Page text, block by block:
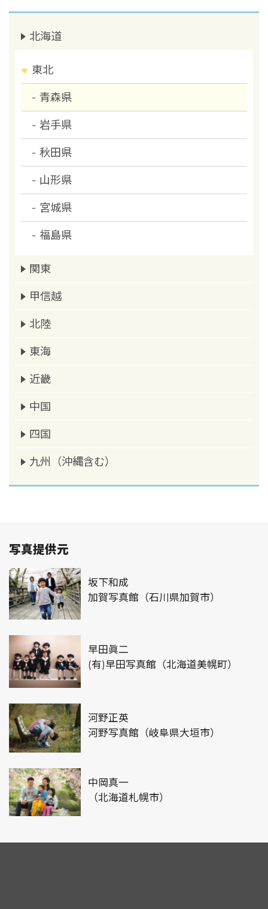
北海道
東北
青森県
岩手県
秋田県
山形県
宮城県
福島県
関東
甲信越
北陸
東海
近畿
中国
四国
九州（沖縄含む）
写真提供元
坂下和成
加賀写真館（石川県加賀市）
早田眞二
(有)早田写真館（北海道美幌町）
河野正英
河野写真館（岐阜県大垣市）
中岡真一
（北海道札幌市）